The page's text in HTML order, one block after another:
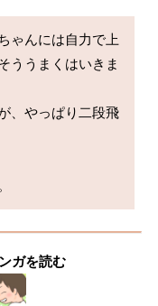
ゃんには自力で上
ううまくはいきま
、やっぱり二段飛
ガを読む